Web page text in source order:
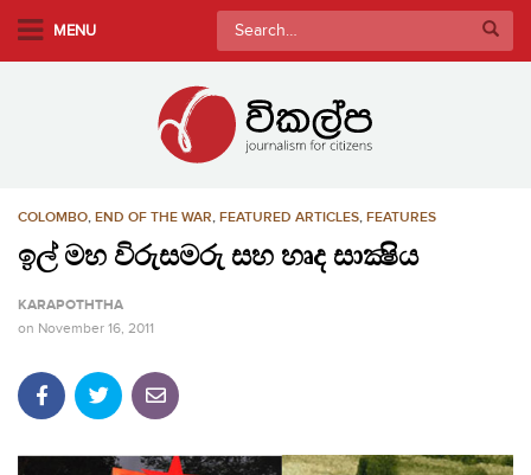
MENU
Search
for:
COLOMBO, END OF THE WAR, FEATURED ARTICLES, FEATURES
ඉල් මහ විරුසමරු සහ හෘද සාක්‍ෂිය
KARAPOTHTHA
on November 16, 2011